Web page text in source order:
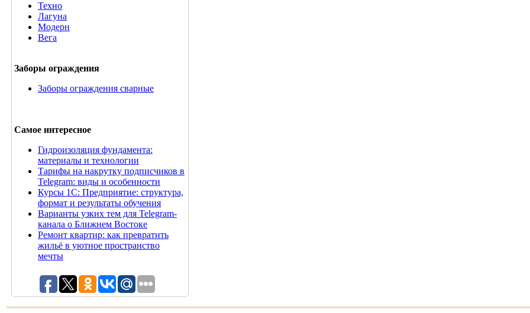
Техно
Лагуна
Модерн
Вега
Заборы ограждения
Заборы ограждения сварные
Самое интересное
Гидроизоляция фундамента:
материалы и технологии
Тарифы на накрутку подписчиков в
Telegram: виды и особенности
Курсы 1С: Предприятие: структура,
формат и результаты обучения
Варианты узких тем для Telegram-
канала о Ближнем Востоке
Ремонт квартир: как превратить
жильё в уютное пространство
мечты